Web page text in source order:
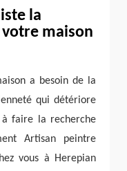
la
maison
a besoin de la
qui détériore
à faire la recherche
Artisan peintre
vous à Herepian